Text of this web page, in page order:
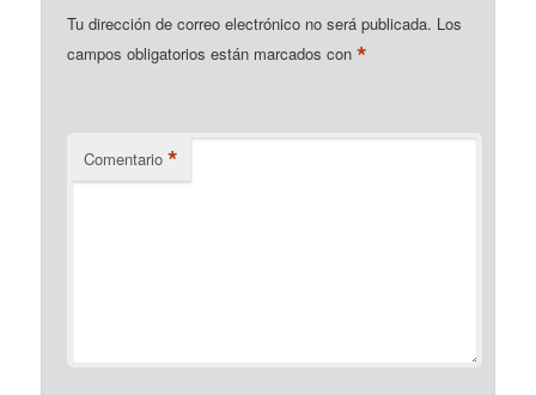
Tu dirección de correo electrónico no será publicada. Los
campos obligatorios están marcados con*
Comentario *